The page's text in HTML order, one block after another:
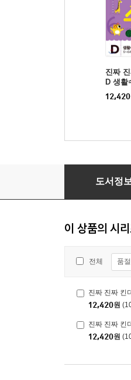
진짜
D 생활
12,420
진짜 진짜 킨더
도서정
이 상품의 시
전체 품
진짜 진짜 킨
12,420원
진짜 진짜 킨
12,420원